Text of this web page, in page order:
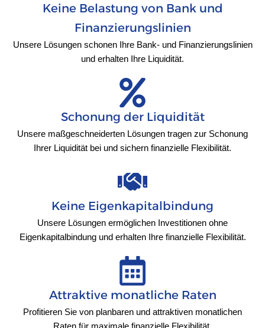
Keine Belastung von Bank und
Finanzierungslinien
Unsere Lösungen schonen Ihre Bank- und Finanzierungslinien
und erhalten Ihre Liquidität.
Schonung der Liquidität
Unsere maßgeschneiderten Lösungen tragen zur Schonung
Ihrer Liquidität bei und sichern finanzielle Flexibilität.
Keine Eigenkapitalbindung
Unsere Lösungen ermöglichen Investitionen ohne
Eigenkapitalbindung und erhalten Ihre finanzielle Flexibilität.
Attraktive monatliche Raten
Profitieren Sie von planbaren und attraktiven monatlichen
Raten für maximale finanzielle Flexibilität.